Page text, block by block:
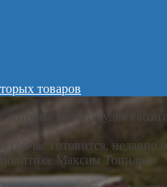
товаров
которые можно будет
сейчас готовится,
Максим Топилин.